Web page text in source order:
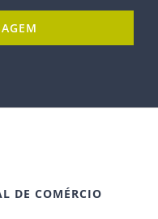
DE COMÉRCIO